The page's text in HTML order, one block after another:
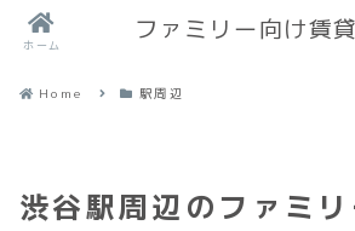
Home 駅周辺
渋谷駅周辺のファミ
ホーム
ファミリー向け賃